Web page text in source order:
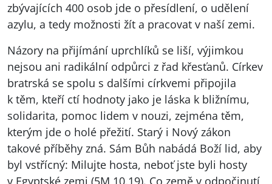
zbývajících 400 osob jde o přesídlení, o udělení
azylu, a tedy možnosti žít a pracovat v naší zemi.
Názory na přijímání uprchlíků se liší, výjimkou
nejsou ani radikální odpůrci z řad křesťanů. Církev
bratrská se spolu s dalšími církvemi připojila
k těm, kteří ctí hodnoty jako je láska k bližnímu,
solidarita, pomoc lidem v nouzi, zejména těm,
kterým jde o holé přežití. Starý i Nový zákon
takové příběhy zná. Sám Bůh nabádá Boží lid, aby
byl vstřícný: Milujte hosta, neboť jste byli hosty